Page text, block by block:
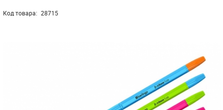
Код товара: 28715